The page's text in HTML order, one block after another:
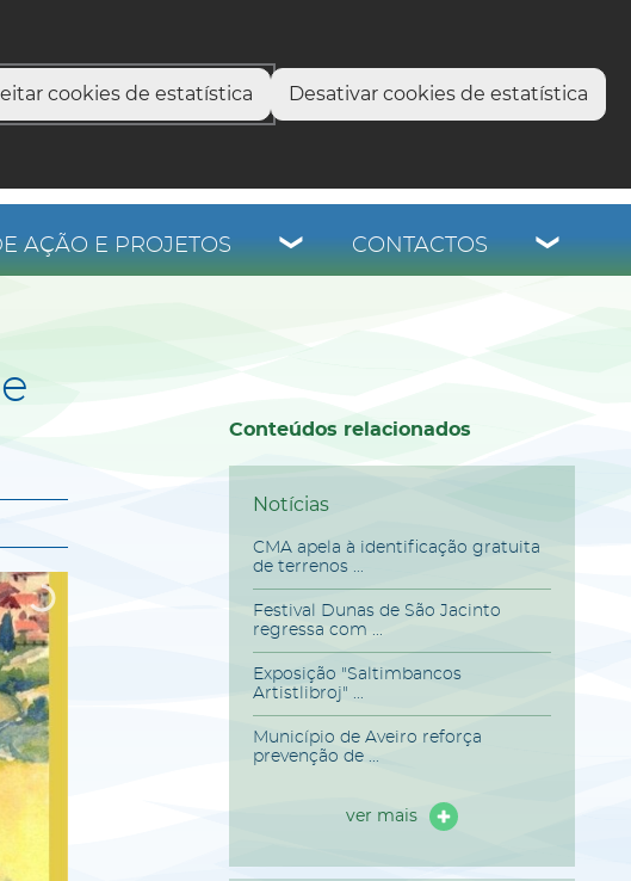
cookies de estatística Desativar cookies de estatística
AÇÃO E PROJETOS CONTACTOS
Conteúdos relacionados
Notícias
CMA apela à identificação gratuita
de terrenos ...
Festival Dunas de São Jacinto
regressa com ...
Exposição "Saltimbancos
Artistlibroj" ...
Município de Aveiro reforça
prevenção de ...
ver mais